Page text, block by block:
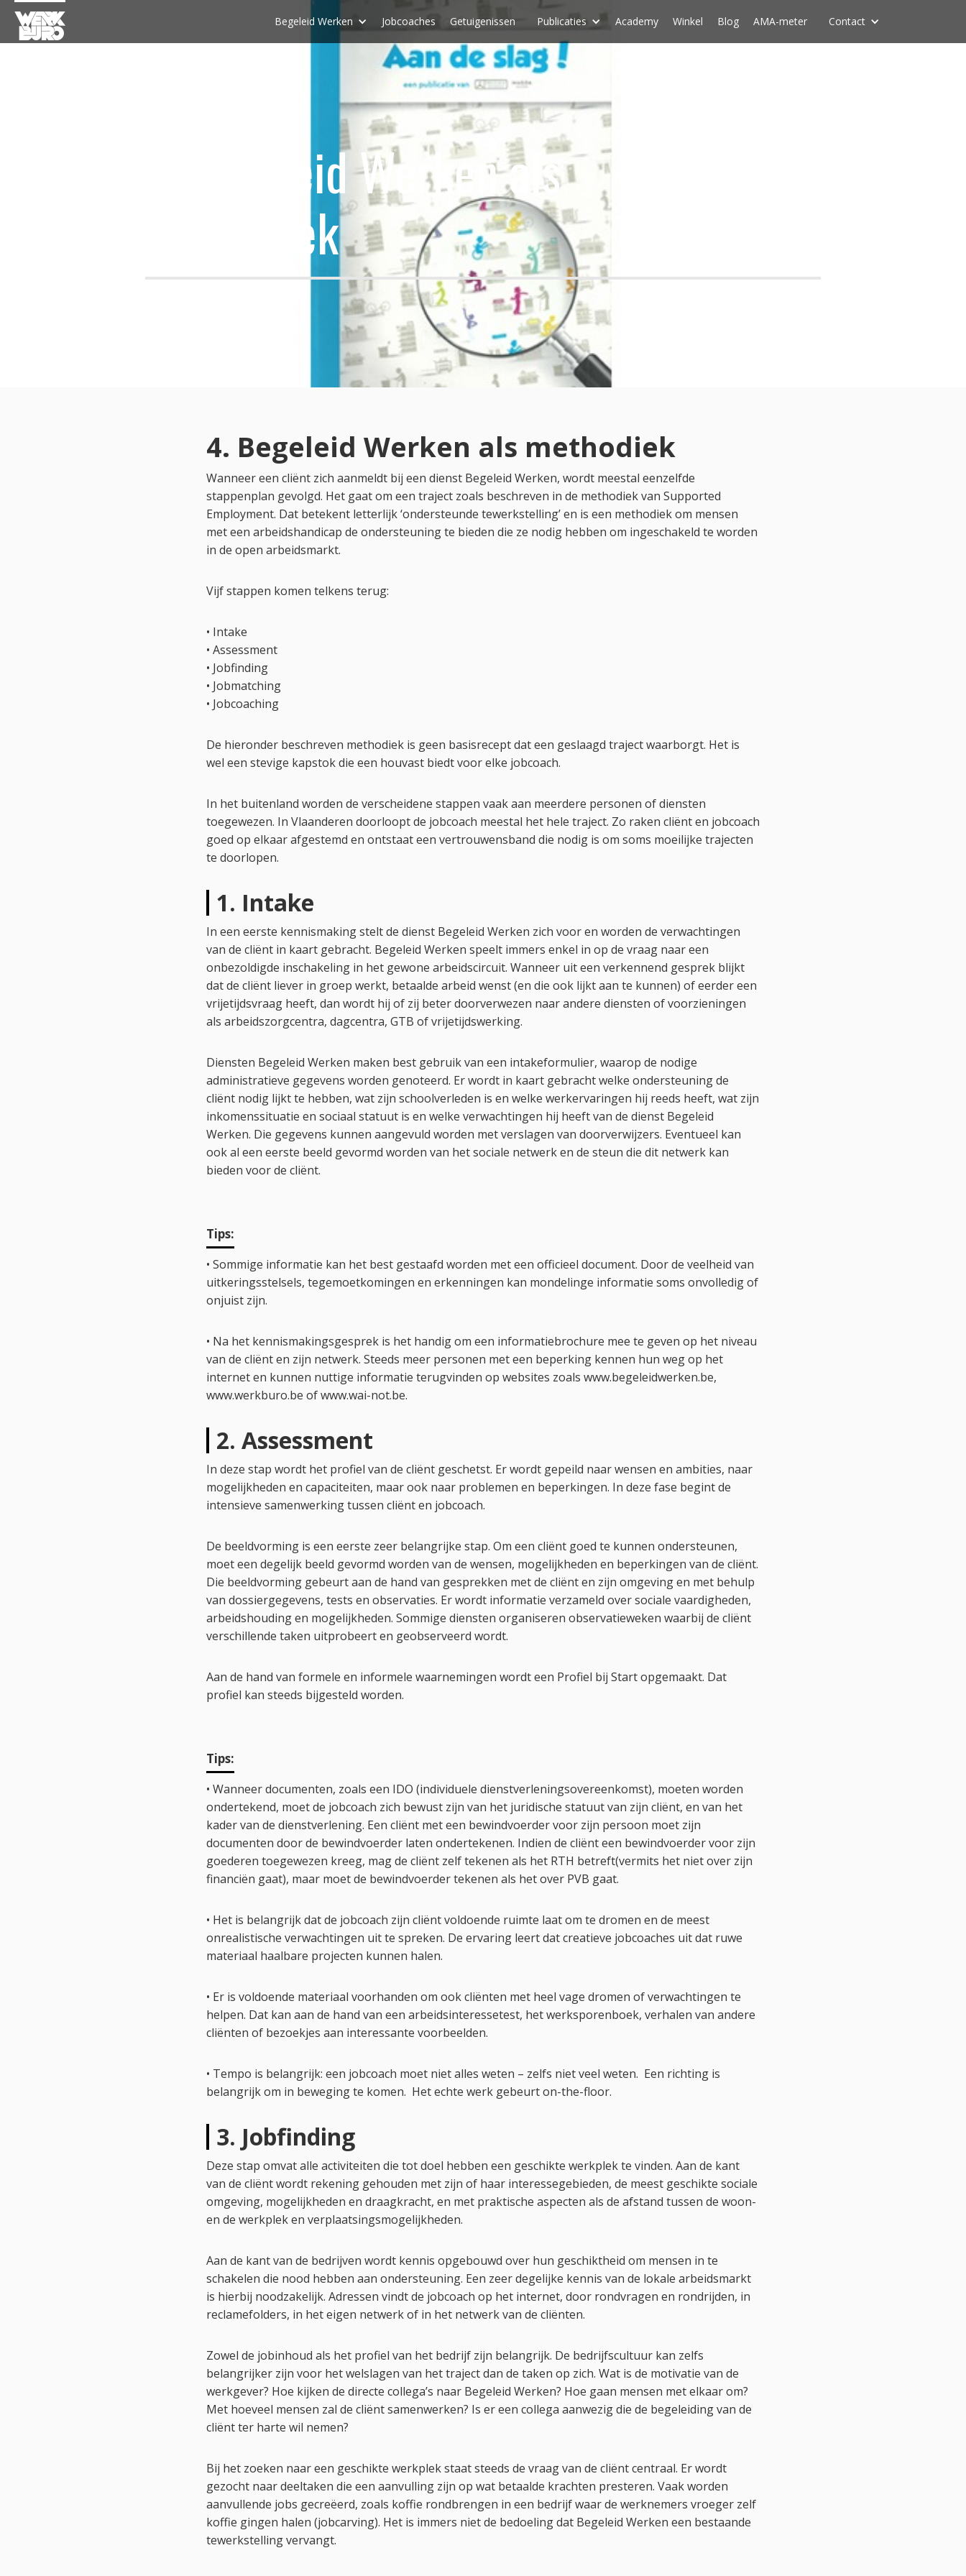
Begeleid Werken Jobcoaches Getuigenissen Publicaties Academy Winkel Blog AMA-meter Contact
4. Begeleid Werken als
methodiek
4. Begeleid Werken als methodiek
Wanneer een cliënt zich aanmeldt bij een dienst Begeleid Werken, wordt meestal eenzelfde
stappenplan gevolgd. Het gaat om een traject zoals beschreven in de methodiek van Supported
Employment. Dat betekent letterlijk ‘ondersteunde tewerkstelling’ en is een methodiek om mensen
met een arbeidshandicap de ondersteuning te bieden die ze nodig hebben om ingeschakeld te worden
in de open arbeidsmarkt.
Vijf stappen komen telkens terug:
• Intake
• Assessment
• Jobfinding
• Jobmatching
• Jobcoaching
De hieronder beschreven methodiek is geen basisrecept dat een geslaagd traject waarborgt. Het is
wel een stevige kapstok die een houvast biedt voor elke jobcoach.
In het buitenland worden de verscheidene stappen vaak aan meerdere personen of diensten
toegewezen. In Vlaanderen doorloopt de jobcoach meestal het hele traject. Zo raken cliënt en jobcoach
goed op elkaar afgestemd en ontstaat een vertrouwensband die nodig is om soms moeilijke trajecten
te doorlopen.
1. Intake
In een eerste kennismaking stelt de dienst Begeleid Werken zich voor en worden de verwachtingen
van de cliënt in kaart gebracht. Begeleid Werken speelt immers enkel in op de vraag naar een
onbezoldigde inschakeling in het gewone arbeidscircuit. Wanneer uit een verkennend gesprek blijkt
dat de cliënt liever in groep werkt, betaalde arbeid wenst (en die ook lijkt aan te kunnen) of eerder een
vrijetijdsvraag heeft, dan wordt hij of zij beter doorverwezen naar andere diensten of voorzieningen
als arbeidszorgcentra, dagcentra, GTB of vrijetijdswerking.
Diensten Begeleid Werken maken best gebruik van een intakeformulier, waarop de nodige
administratieve gegevens worden genoteerd. Er wordt in kaart gebracht welke ondersteuning de
cliënt nodig lijkt te hebben, wat zijn schoolverleden is en welke werkervaringen hij reeds heeft, wat zijn
inkomenssituatie en sociaal statuut is en welke verwachtingen hij heeft van de dienst Begeleid
Werken. Die gegevens kunnen aangevuld worden met verslagen van doorverwijzers. Eventueel kan
ook al een eerste beeld gevormd worden van het sociale netwerk en de steun die dit netwerk kan
bieden voor de cliënt.
Tips:
• Sommige informatie kan het best gestaafd worden met een officieel document. Door de veelheid van
uitkeringsstelsels, tegemoetkomingen en erkenningen kan mondelinge informatie soms onvolledig of
onjuist zijn.
• Na het kennismakingsgesprek is het handig om een informatiebrochure mee te geven op het niveau
van de cliënt en zijn netwerk. Steeds meer personen met een beperking kennen hun weg op het
internet en kunnen nuttige informatie terugvinden op websites zoals www.begeleidwerken.be,
www.werkburo.be of www.wai-not.be.
2. Assessment
In deze stap wordt het profiel van de cliënt geschetst. Er wordt gepeild naar wensen en ambities, naar
mogelijkheden en capaciteiten, maar ook naar problemen en beperkingen. In deze fase begint de
intensieve samenwerking tussen cliënt en jobcoach.
De beeldvorming is een eerste zeer belangrijke stap. Om een cliënt goed te kunnen ondersteunen,
moet een degelijk beeld gevormd worden van de wensen, mogelijkheden en beperkingen van de cliënt.
Die beeldvorming gebeurt aan de hand van gesprekken met de cliënt en zijn omgeving en met behulp
van dossiergegevens, tests en observaties. Er wordt informatie verzameld over sociale vaardigheden,
arbeidshouding en mogelijkheden. Sommige diensten organiseren observatieweken waarbij de cliënt
verschillende taken uitprobeert en geobserveerd wordt.
Aan de hand van formele en informele waarnemingen wordt een Profiel bij Start opgemaakt. Dat
profiel kan steeds bijgesteld worden.
Tips:
• Wanneer documenten, zoals een IDO (individuele dienstverleningsovereenkomst), moeten worden
ondertekend, moet de jobcoach zich bewust zijn van het juridische statuut van zijn cliënt, en van het
kader van de dienstverlening. Een cliënt met een bewindvoerder voor zijn persoon moet zijn
documenten door de bewindvoerder laten ondertekenen. Indien de cliënt een bewindvoerder voor zijn
goederen toegewezen kreeg, mag de cliënt zelf tekenen als het RTH betreft(vermits het niet over zijn
financiën gaat), maar moet de bewindvoerder tekenen als het over PVB gaat.
• Het is belangrijk dat de jobcoach zijn cliënt voldoende ruimte laat om te dromen en de meest
onrealistische verwachtingen uit te spreken. De ervaring leert dat creatieve jobcoaches uit dat ruwe
materiaal haalbare projecten kunnen halen.
• Er is voldoende materiaal voorhanden om ook cliënten met heel vage dromen of verwachtingen te
helpen. Dat kan aan de hand van een arbeidsinteressetest, het werksporenboek, verhalen van andere
cliënten of bezoekjes aan interessante voorbeelden.
• Tempo is belangrijk: een jobcoach moet niet alles weten – zelfs niet veel weten. Een richting is
belangrijk om in beweging te komen. Het echte werk gebeurt on-the-floor.
3. Jobfinding
Deze stap omvat alle activiteiten die tot doel hebben een geschikte werkplek te vinden. Aan de kant
van de cliënt wordt rekening gehouden met zijn of haar interessegebieden, de meest geschikte sociale
omgeving, mogelijkheden en draagkracht, en met praktische aspecten als de afstand tussen de woon-
en de werkplek en verplaatsingsmogelijkheden.
Aan de kant van de bedrijven wordt kennis opgebouwd over hun geschiktheid om mensen in te
schakelen die nood hebben aan ondersteuning. Een zeer degelijke kennis van de lokale arbeidsmarkt
is hierbij noodzakelijk. Adressen vindt de jobcoach op het internet, door rondvragen en rondrijden, in
reclamefolders, in het eigen netwerk of in het netwerk van de cliënten.
Zowel de jobinhoud als het profiel van het bedrijf zijn belangrijk. De bedrijfscultuur kan zelfs
belangrijker zijn voor het welslagen van het traject dan de taken op zich. Wat is de motivatie van de
werkgever? Hoe kijken de directe collega’s naar Begeleid Werken? Hoe gaan mensen met elkaar om?
Met hoeveel mensen zal de cliënt samenwerken? Is er een collega aanwezig die de begeleiding van de
cliënt ter harte wil nemen?
Bij het zoeken naar een geschikte werkplek staat steeds de vraag van de cliënt centraal. Er wordt
gezocht naar deeltaken die een aanvulling zijn op wat betaalde krachten presteren. Vaak worden
aanvullende jobs gecreëerd, zoals koffie rondbrengen in een bedrijf waar de werknemers vroeger zelf
koffie gingen halen (jobcarving). Het is immers niet de bedoeling dat Begeleid Werken een bestaande
tewerkstelling vervangt.